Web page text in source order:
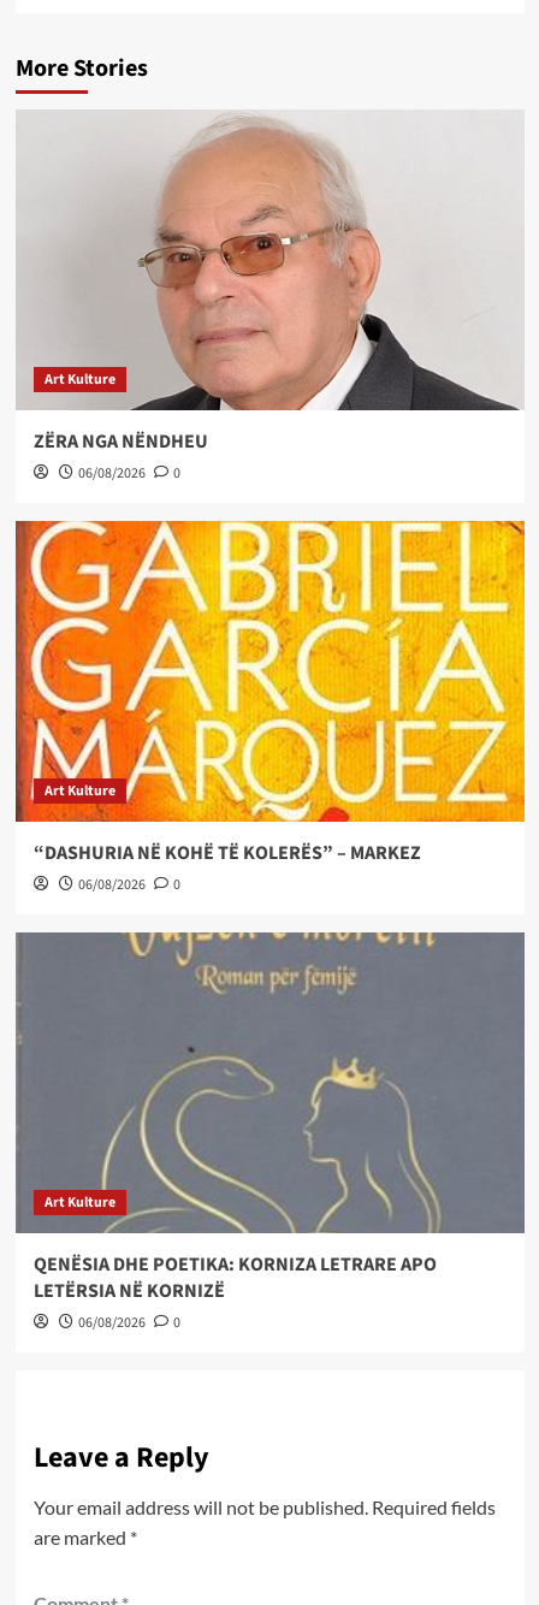
More Stories
Art Kulture
ZËRA NGA NËNDHEU
06/08/2026 0
Art Kulture
“DASHURIA NË KOHË TË KOLERËS” – MARKEZ
06/08/2026 0
Art Kulture
QENËSIA DHE POETIKA: KORNIZA LETRARE APO
LETËRSIA NË KORNIZË
06/08/2026 0
Leave a Reply
Your email address will not be published. Required fields
are marked *